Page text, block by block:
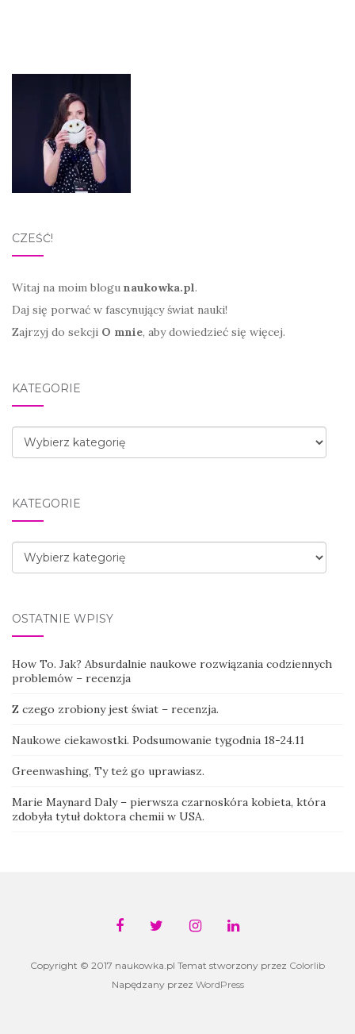
CZEŚĆ!
Witaj na moim blogu naukowka.pl.
Daj się porwać w fascynujący świat nauki!
Zajrzyj do sekcji O mnie, aby dowiedzieć się więcej.
KATEGORIE
Kategorie
KATEGORIE
Kategorie
OSTATNIE WPISY
How To. Jak? Absurdalnie naukowe rozwiązania codziennych
problemów – recenzja
Z czego zrobiony jest świat – recenzja.
Naukowe ciekawostki. Podsumowanie tygodnia 18-24.11
Greenwashing, Ty też go uprawiasz.
Marie Maynard Daly – pierwsza czarnoskóra kobieta, która
zdobyła tytuł doktora chemii w USA.
Copyright © 2017 naukowka.pl Temat stworzony przez Colorlib
Napędzany przez WordPress